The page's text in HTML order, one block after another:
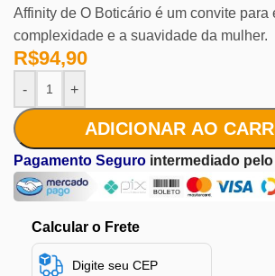
Affinity de O Boticário é um convite para
complexidade e a suavidade da mulher.
R$94,90
- +
ADICIONAR AO
Pagamento Seguro intermediado pelo
Calcular o Frete